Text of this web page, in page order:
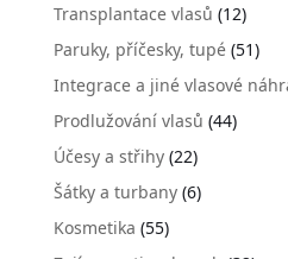
Transplantace vlasů (12)
Paruky, příčesky, tupé(51)
Integrace a jiné vlasové
Prodlužování vlasů (44)
Účesy a střihy(22)
Šátky a turbany(6)
Kosmetika (55)